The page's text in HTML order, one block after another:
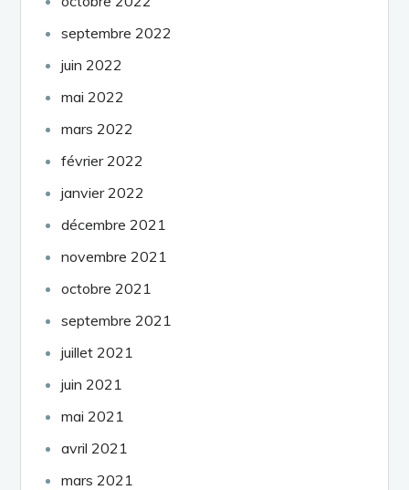
septembre 2022
juin 2022
mai 2022
mars 2022
février 2022
janvier 2022
décembre 2021
novembre 2021
octobre 2021
septembre 2021
juillet 2021
juin 2021
mai 2021
avril 2021
mars 2021